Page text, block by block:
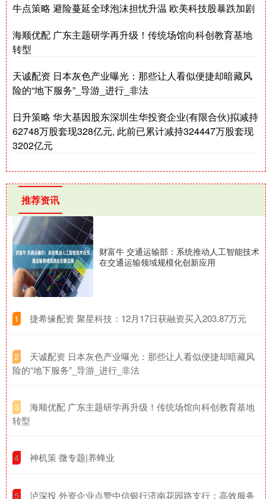
牛点策略 避险蔓延全球泡沫担忧升温 欧美科技股暴跌加剧
海顺优配 广东主题研学再升级！传统场馆向科创教育基地
转型
天诚配资 日本灰色产业曝光：那些让人看似便捷却暗藏风
险的“地下服务”_导游_进行_非法
日升策略 华大基因股东深圳生华投资企业(有限合伙)拟减持
62748万股套现328亿元, 此前已累计减持324447万股套现
3202亿元
推荐资讯
财富牛 交通运输部：系统推动人工智能技术
在交通运输领域规模化创新应用
1 ​捷希缘配资 聚星科技：12月17日获融资买入203.87万元
2
​天诚配资 日本灰色产业曝光：那些让人看似便捷却暗藏风
险的“地下服务”_导游_进行_非法
3
​海顺优配 广东主题研学再升级！传统场馆向科创教育基地
转型
4 ​神机策 微专题|养蜂业
5 ​泸深投 外资企业点赞中信银行济南花园路支行：高效服务